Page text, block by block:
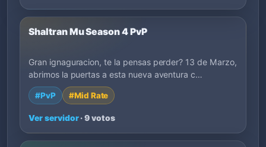
Shaltran Mu Season 4 PvP
Gran ignaguracion, te la pensas perder? 13 de Marzo,
abrimos la puertas a esta nueva aventura c…
#PvP #Mid Rate
Ver servidor· 9 votos